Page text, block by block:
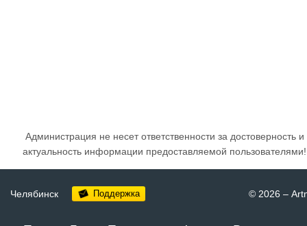
Администрация не несет ответственности за достоверность и
актуальность информации предоставляемой пользователями!
Челябинск Поддержка © 2026 –